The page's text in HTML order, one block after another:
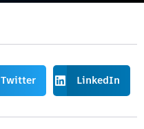
Twitter LinkedIn